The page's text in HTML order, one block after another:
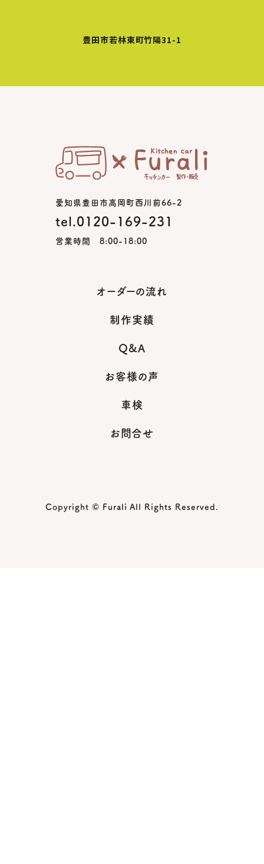
豊田市若林東町竹陽31-1
愛知県豊田市高岡町西川前66-2
tel.0120-169-231
営業時間 8:00-18:00
オーダーの流れ
制作実績
Q&A
お客様の声
車検
お問合せ
Copyright © Furali All Rights Reserved.